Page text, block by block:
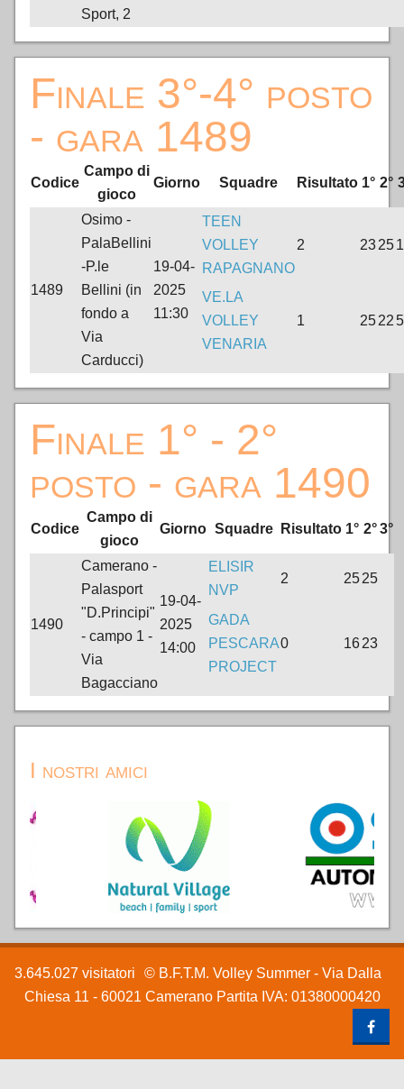
Sport, 2
Finale 3°-4° posto
- gara 1489
Codice
Campo di
gioco
Giorno Squadre Risultato 1° 2°
1489
Osimo -
PalaBellini
-P.le
Bellini (in
fondo a
Via
Carducci)
19-04-
2025
11:30
TEEN
VOLLEY
RAPAGNANO
2 2325
VE.LA
VOLLEY
VENARIA
1 25225
Finale 1° - 2°
posto - gara 1490
Codice
Campo di
gioco
Giorno Squadre Risultato 1° 2° 3°
1490
Camerano -
Palasport
"D.Principi"
- campo 1 -
Via
Bagacciano
19-04-
2025
14:00
ELISIR
NVP
2 2525
GADA
PESCARA
PROJECT
0 1623
I nostri amici
3.645.027 visitatori
© B.F.T.M. Volley Summer - Via Dalla
Chiesa 11 - 60021 Camerano Partita IVA: 01380000420